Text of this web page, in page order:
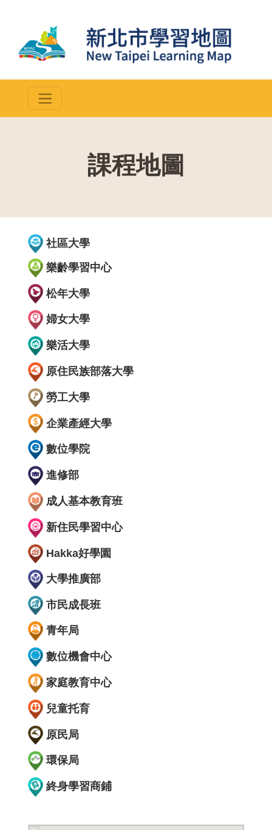
課程地圖
社區大學
樂齡學習中心
松年大學
婦女大學
樂活大學
原住民族部落大學
勞工大學
企業產經大學
數位學院
進修部
成人基本教育班
新住民學習中心
Hakka好學園
大學推廣部
市民成長班
青年局
數位機會中心
家庭教育中心
兒童托育
原民局
環保局
終身學習商鋪